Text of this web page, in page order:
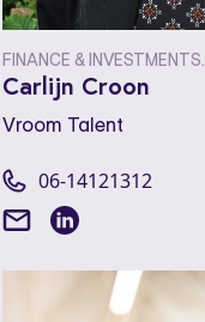
FINANCE & INVESTMENTS.
Carlijn Croon
Vroom Talent
06-14121312